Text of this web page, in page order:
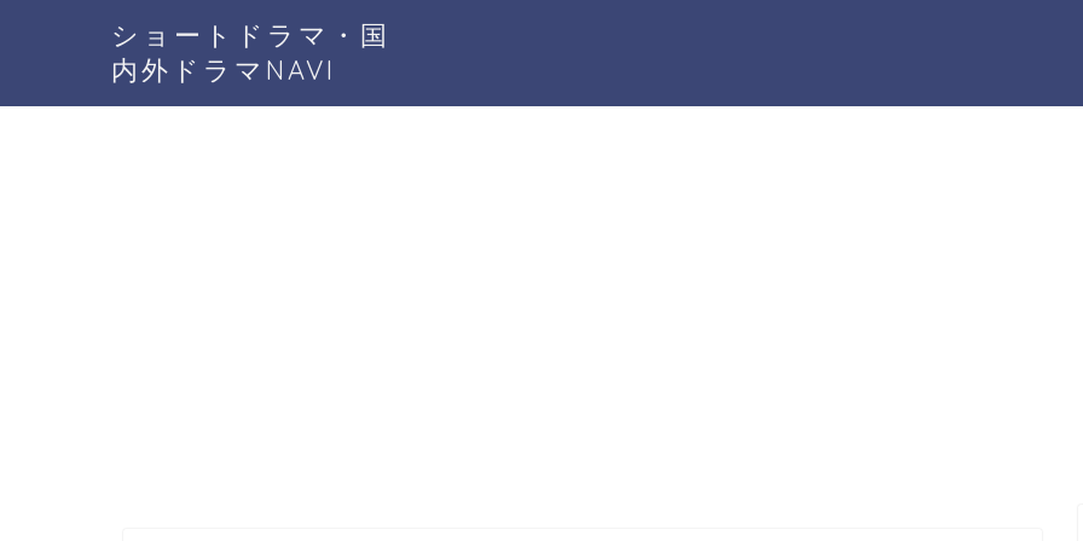
ショートドラマ・国
内外ドラマNAVI